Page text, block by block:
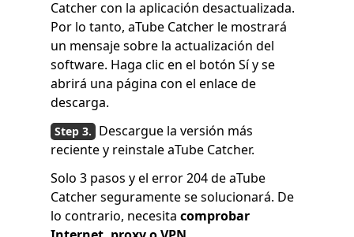
Catcher con la aplicación desactualizada.
Por lo tanto, aTube Catcher le mostrará
un mensaje sobre la actualización del
software. Haga clic en el botón Sí y se
abrirá una página con el enlace de
descarga.
Descargue la versión más
reciente y reinstale aTube Catcher.
Solo 3 pasos y el error 204 de aTube
Catcher seguramente se solucionará. De
lo contrario, necesita comprobar